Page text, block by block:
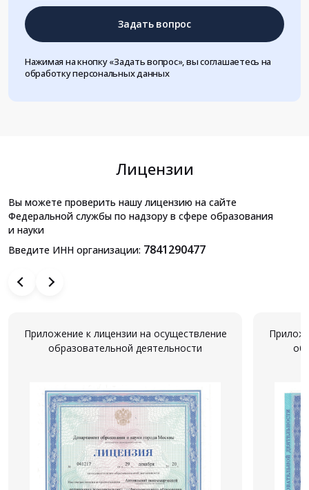
Задать вопрос
Нажимая на кнопку «Задать вопрос», вы соглашаетесь на
обработку персональных данных
Лицензии
Вы можете проверить нашу лицензию на сайте
Федеральной службы по надзору в сфере образования
и науки
Введите ИНН организации: 7841290477
Приложение к лицензии на осуществление
образовательной деятельности